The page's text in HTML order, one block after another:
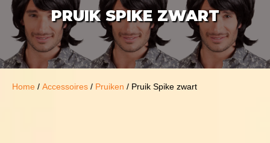
PRUIK SPIKE ZWART
Home / Accessoires / Pruiken / Pruik Spike zwart